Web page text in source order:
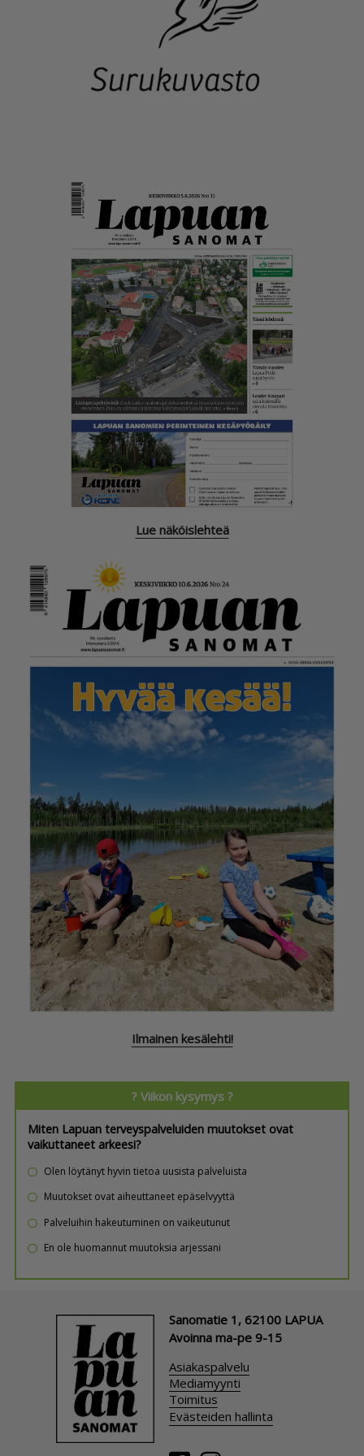
Lue näköislehteä
Ilmainen kesälehti!
? Viikon kysymys ?
Miten Lapuan terveyspalveluiden muutokset ovat
vaikuttaneet arkeesi?
Olen löytänyt hyvin tietoa uusista palveluista
Muutokset ovat aiheuttaneet epäselvyyttä
Palveluihin hakeutuminen on vaikeutunut
En ole huomannut muutoksia arjessani
Sanomatie 1, 62100 LAPUA
Avoinna ma-pe 9-15
Asiakaspalvelu
Mediamyynti
Toimitus
Evästeiden hallinta